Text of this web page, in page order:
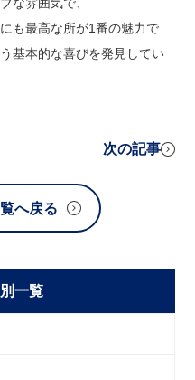
な雰囲気で、
も最高な所が1番の魅力で
基本的な喜びを発見してい
次の記事
へ戻る
一覧